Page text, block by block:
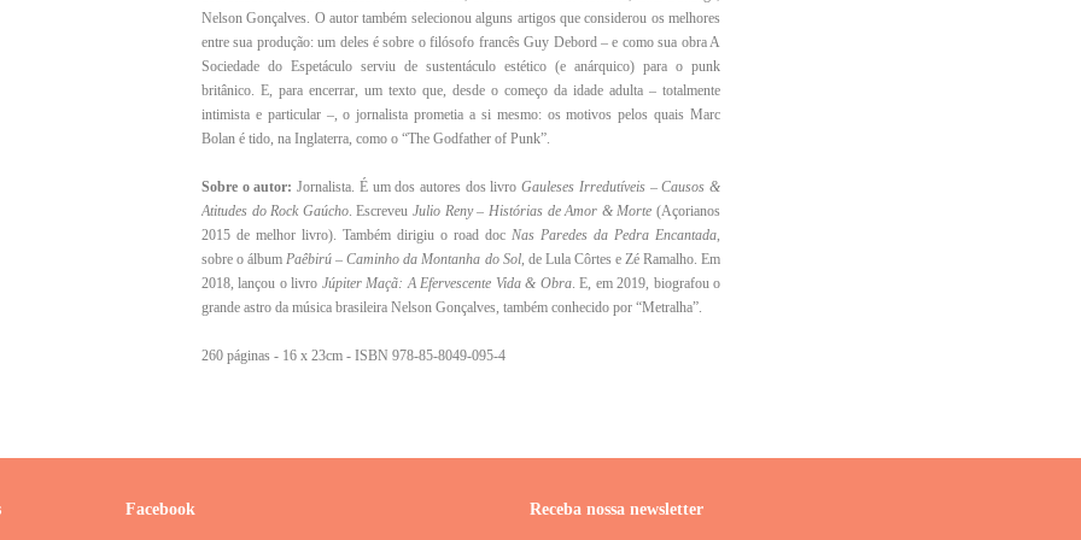
Nelson Gonçalves. O autor também selecionou alguns artigos que considerou os melhores
entre sua produção: um deles é sobre o filósofo francês Guy Debord – e como sua obra A
Sociedade do Espetáculo serviu de sustentáculo estético (e anárquico) para o punk
britânico. E, para encerrar, um texto que, desde o começo da idade adulta – totalmente
intimista e particular –, o jornalista prometia a si mesmo: os motivos pelos quais Marc
Bolan é tido, na Inglaterra, como o “The Godfather of Punk”.
Sobre o autor:Jornalista. É um dos autores dos livroGauleses Irredutíveis – Causos &
Atitudes do Rock Gaúcho. EscreveuJulio Reny – Histórias de Amor & Morte (Açorianos
2015 de melhor livro). Também dirigiu o road doc Nas Paredes da Pedra Encantada,
sobre o álbumPaêbirú – Caminho da Montanha do Sol, de Lula Côrtes e Zé Ramalho. Em
2018, lançou o livro Júpiter Maçã: A Efervescente Vida & Obra. E, em 2019, biografou o
grande astro da música brasileira Nelson Gonçalves, também conhecido por “Metralha”.
260 páginas - 16 x 23cm - ISBN 978-85-8049-095-4
Facebook Receba nossa newsletter